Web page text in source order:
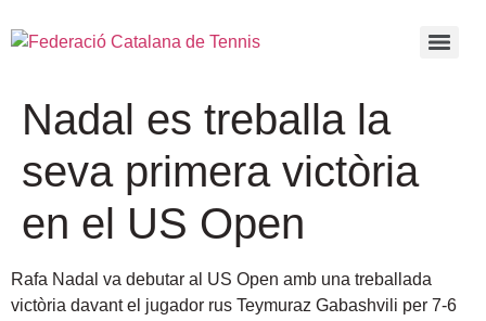
Nadal es treballa la
seva primera victòria
en el US Open
Rafa Nadal va debutar al US Open amb una treballada
victòria davant el jugador rus Teymuraz Gabashvili per 7-6